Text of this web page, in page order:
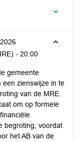
- 20:00
gemeente
zienswijze in te
van de MRE.
om op formele
begroting, voordat
het AB van de